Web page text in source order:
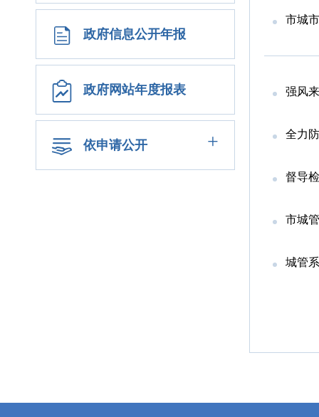
政府信息公开年报
政府网站年度报表
依申请公开 +
市城
强风
全力
督导
市城
城管